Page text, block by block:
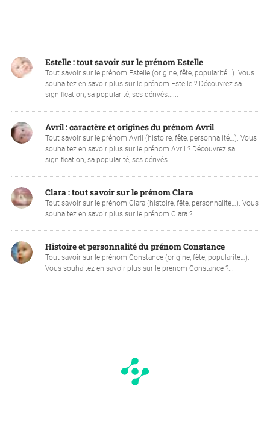
Estelle : tout savoir sur le prénom Estelle
Tout savoir sur le prénom Estelle (origine, fête, popularité…). Vous
souhaitez en savoir plus sur le prénom Estelle ? Découvrez sa
signification, sa popularité, ses dérivés......
Avril : caractère et origines du prénom Avril
Tout savoir sur le prénom Avril (histoire, fête, personnalité…). Vous
souhaitez en savoir plus sur le prénom Avril ? Découvrez sa
signification, sa popularité, ses dérivés......
Clara : tout savoir sur le prénom Clara
Tout savoir sur le prénom Clara (histoire, fête, personnalité…). Vous
souhaitez en savoir plus sur le prénom Clara ?...
Histoire et personnalité du prénom Constance
Tout savoir sur le prénom Constance (origine, fête, popularité…).
Vous souhaitez en savoir plus sur le prénom Constance ?...